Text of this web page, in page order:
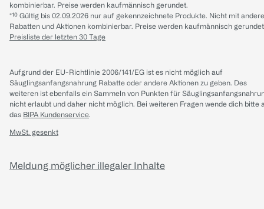
kombinierbar. Preise werden kaufmännisch gerundet.
*¹⁰ Gültig bis 02.09.2026 nur auf gekennzeichnete Produkte. Nicht mit
Rabatten und Aktionen kombinierbar. Preise werden kaufmännisch
Preisliste der letzten 30 Tage
Aufgrund der EU-Richtlinie 2006/141/EG ist es nicht möglich auf
Säuglingsanfangsnahrung Rabatte oder andere Aktionen zu geben. Des
weiteren ist ebenfalls ein Sammeln von Punkten für
nicht erlaubt und daher nicht möglich. Bei weiteren Fragen wende dich bitte
das BIPA Kundenservice.
MwSt. gesenkt
Meldung möglicher illegaler Inhalte